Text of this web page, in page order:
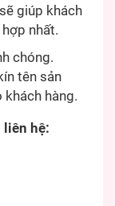
giúp khách
nhất.
chóng.
tên sản
hàng.
liên hệ: